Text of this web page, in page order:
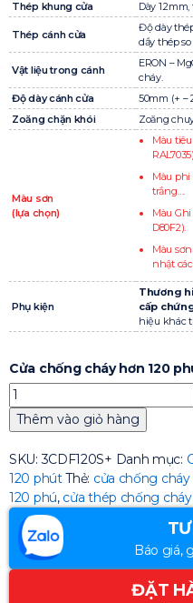
Thép khung cửa
Dày
Thép cánh cửa
Độ dày
dầy thép
Vật liệu trong cánh
ERON –
cháy.
Độ dày cánh cửa
50mm (+ –
Zoăng chặn khói
Zoăng
Màu sơn
(lựa chọn)
Màu
Màu phi
trắng….
Màu
D80F2).
Màu
nhật
Phụ kiện
Thương
cấp
hiệu khác
Cửa chống cháy hơn 120
Thêm vào giỏ hàng
SKU:3CDF120S+ Danh mục:
120 phút Thẻ: cửa chống
120 phú, cửa thép chống
Báo giá,
ĐẶT